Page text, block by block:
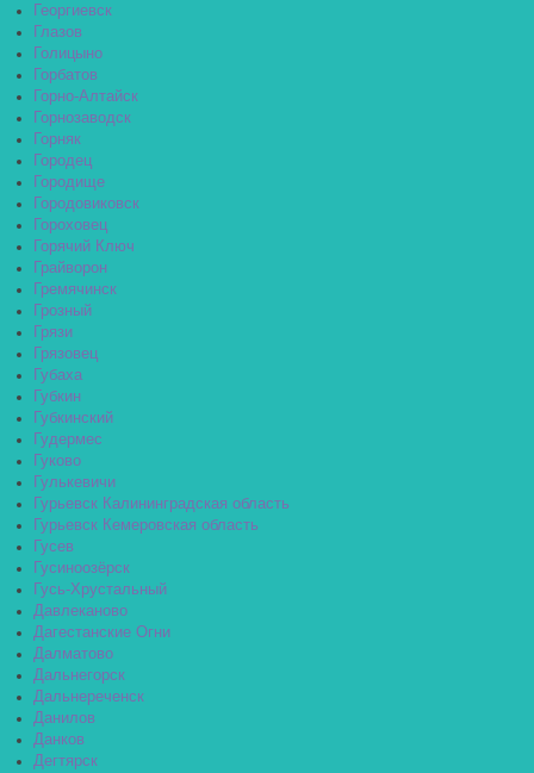
Георгиевск
Глазов
Голицыно
Горбатов
Горно-Алтайск
Горнозаводск
Горняк
Городец
Городище
Городовиковск
Гороховец
Горячий Ключ
Грайворон
Гремячинск
Грозный
Грязи
Грязовец
Губаха
Губкин
Губкинский
Гудермес
Гуково
Гулькевичи
Гурьевск Калининградская область
Гурьевск Кемеровская область
Гусев
Гусиноозёрск
Гусь-Хрустальный
Давлеканово
Дагестанские Огни
Далматово
Дальнегорск
Дальнереченск
Данилов
Данков
Дегтярск